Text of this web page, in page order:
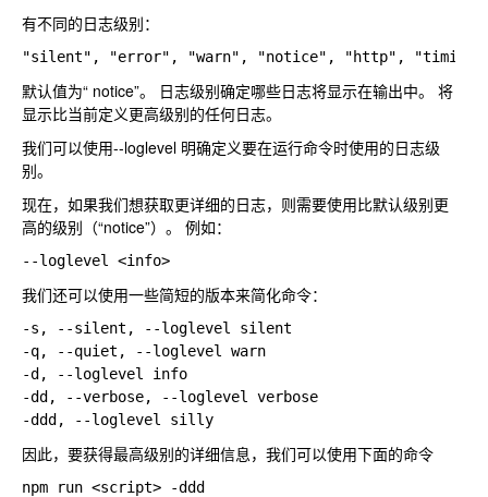
有不同的日志级别：
默认值为“ notice”。 日志级别确定哪些日志将显示在输出中。 将
显示比当前定义更高级别的任何日志。
我们可以使用--loglevel 明确定义要在运行命令时使用的日志级
别。
现在，如果我们想获取更详细的日志，则需要使用比默认级别更
高的级别（“notice”）。 例如：
我们还可以使用一些简短的版本来简化命令：
-s, --silent, --loglevel silent
-q, --quiet, --loglevel warn
-d, --loglevel info
-dd, --verbose, --loglevel verbose
因此，要获得最高级别的详细信息，我们可以使用下面的命令
npm run <script> -ddd